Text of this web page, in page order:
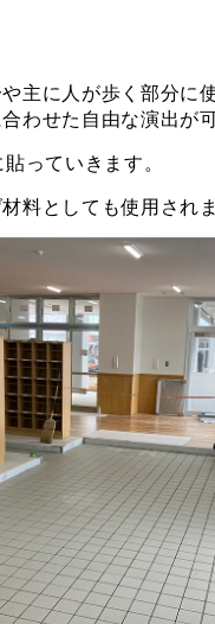
主に人が歩く部分に
わせた自由な演出が可
っていきます。
料としても使用されま